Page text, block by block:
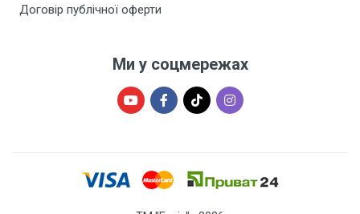
Договір публічної оферти
Ми у соцмережах